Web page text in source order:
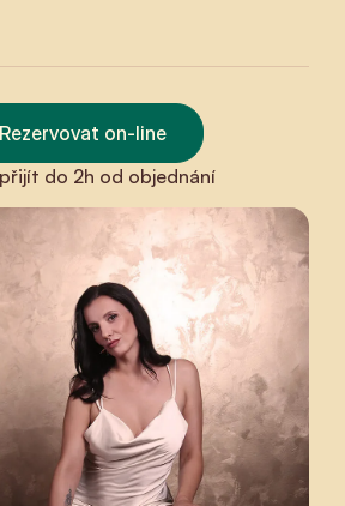
Rezervovat on-line
do 2h od objednání